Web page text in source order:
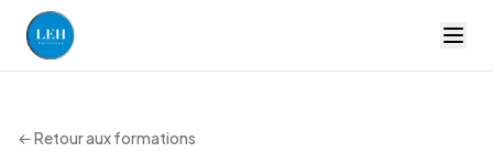
LEH Formation — accueil
← Retour aux formations